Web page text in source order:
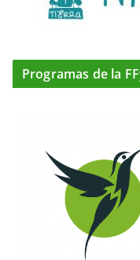
Programas de la